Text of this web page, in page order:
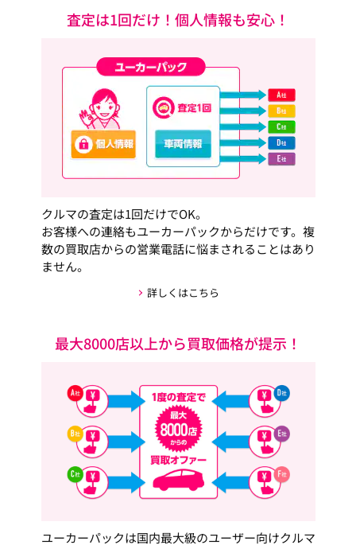
査定は1回だけ！個人情報も安心！
クルマの査定は1回だけでOK。
お客様への連絡もユーカーパックからだけです。複
数の買取店からの営業電話に悩まされることはあり
ません。
詳しくはこちら
最大8000店以上から買取価格が提示！
ユーカーパックは国内最大級のユーザー向けクルマ